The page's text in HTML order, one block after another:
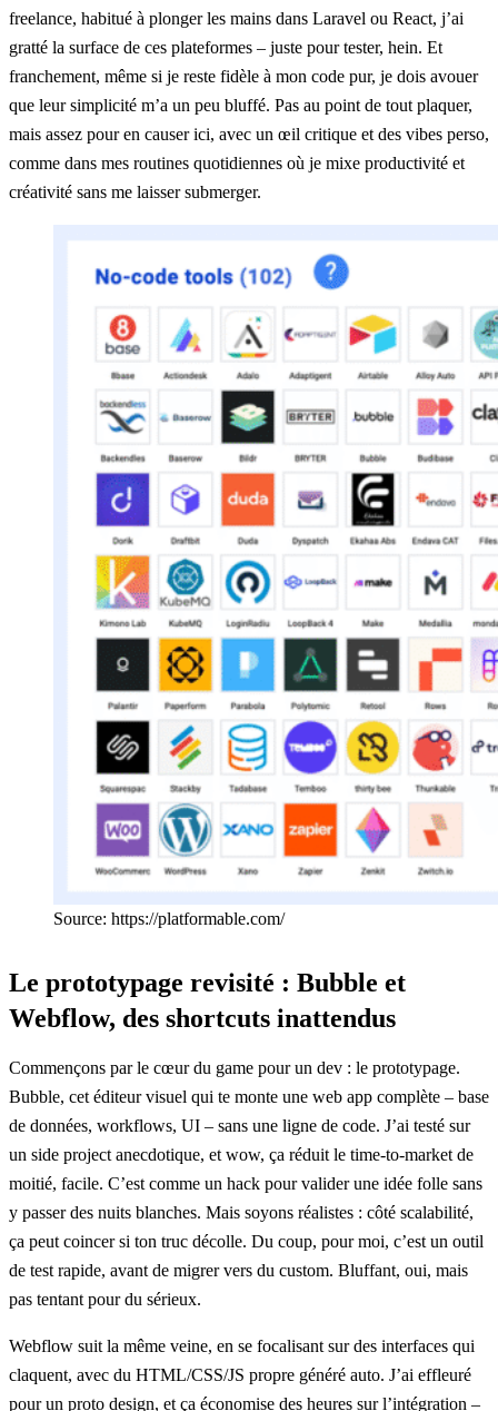
freelance, habitué à plonger les mains dans Laravel ou React, j’ai
gratté la surface de ces plateformes – juste pour tester, hein. Et
franchement, même si je reste fidèle à mon code pur, je dois avouer
que leur simplicité m’a un peu bluffé. Pas au point de tout plaquer,
mais assez pour en causer ici, avec un œil critique et des vibes perso,
comme dans mes routines quotidiennes où je mixe productivité et
créativité sans me laisser submerger.
Source: https://platformable.com/
Le prototypage revisité : Bubble et
Webflow, des shortcuts inattendus
Commençons par le cœur du game pour un dev : le prototypage.
Bubble, cet éditeur visuel qui te monte une web app complète – base
de données, workflows, UI – sans une ligne de code. J’ai testé sur
un side project anecdotique, et wow, ça réduit le time-to-market de
moitié, facile. C’est comme un hack pour valider une idée folle sans
y passer des nuits blanches. Mais soyons réalistes : côté scalabilité,
ça peut coincer si ton truc décolle. Du coup, pour moi, c’est un outil
de test rapide, avant de migrer vers du custom. Bluffant, oui, mais
pas tentant pour du sérieux.
Webflow suit la même veine, en se focalisant sur des interfaces qui
claquent, avec du HTML/CSS/JS propre généré auto. J’ai effleuré
pour un proto design, et ça économise des heures sur l’intégration –